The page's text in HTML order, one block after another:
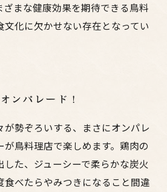
ざまな健康効果を期待できる鳥料
文化に欠かせない存在となってい
ンパレード！
が勢ぞろいする、まさにオンパレ
鳥料理店で楽しめます。鶏肉の
した、ジューシーで柔らかな炭火
食べたらやみつきになること間違